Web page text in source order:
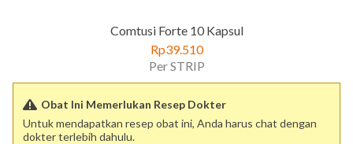
Comtusi Forte 10 Kapsul
Rp39.510
Per STRIP
Obat Ini Memerlukan Resep Dokter
Untuk mendapatkan resep obat ini, Anda harus chat dengan
dokter terlebih dahulu.